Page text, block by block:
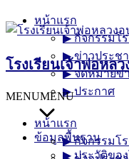
Skip
to
โรงเรียนเจ้าพ่อหล
MENUMENU
หน้าแรก
▶︎ กิจกรรมโร
หน้าแรก
▶︎ กิจกรรมโร
▶︎ ข่าวประช
▶︎ จดหมายข่
▶︎ ประกาศ
ข้อมูลพื้นฐาน
▶︎ ประวัติของ